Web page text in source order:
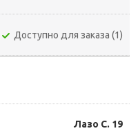
Доступно для заказа (1)
Лазо С. 19